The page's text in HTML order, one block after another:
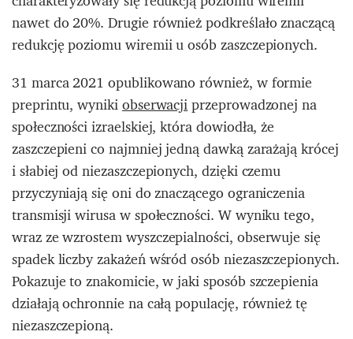
nawet do 20%. Drugie również podkreślało znaczącą
redukcję poziomu wiremii u osób zaszczepionych.
31 marca 2021 opublikowano również, w formie
preprintu, wynikiobserwacjiprzeprowadzonej na
społeczności izraelskiej, która dowiodła, że
zaszczepieni co najmniej jedną dawką zarażają krócej
i słabiej od niezaszczepionych, dzięki czemu
przyczyniają się oni do znaczącego ograniczenia
transmisji wirusa w społeczności. W wyniku tego,
wraz ze wzrostem wyszczepialności, obserwuje się
spadek liczby zakażeń wśród osób niezaszczepionych.
Pokazuje to znakomicie, w jaki sposób szczepienia
działają ochronnie na całą populację, również tę
niezaszczepioną.